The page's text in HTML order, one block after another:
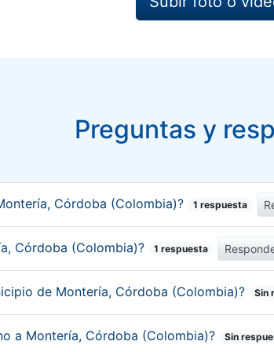
Preguntas y
Córdoba (Colombia)? 1 respuesta
Córdoba (Colombia)? 1 respuesta
de Montería, Córdoba (Colombia)? Sin
a Montería, Córdoba (Colombia)? Sin